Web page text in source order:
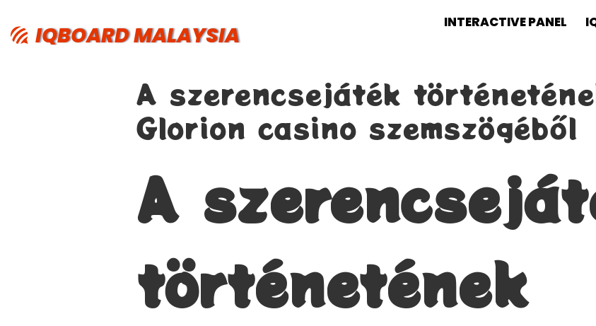
IQBOARD MALAYSIA INTERACTIVE PANEL
A szerencsejáték
Glorion casino szemszögéből
A
történetének